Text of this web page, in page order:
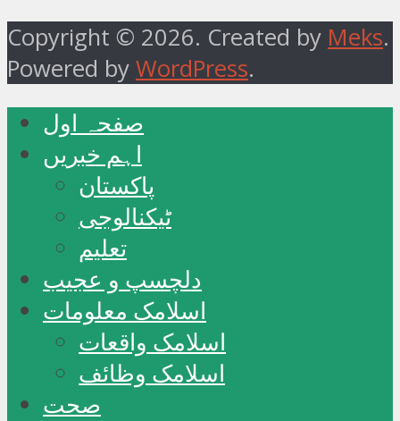
Copyright © 2026. Created by Meks.
Powered by WordPress.
صفحہ اول
اہم خبریں
پاکستان
ٹیکنالوجی
تعلیم
دلچسپ و عجیب
اسلامک معلومات
اسلامک واقعات
اسلامک وظائف
صحت